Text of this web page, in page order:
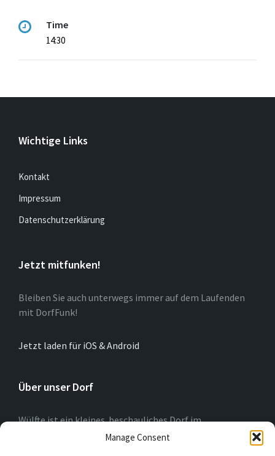
Manage Consent
Time
14:30
Wichtige Links
Kontakt
Impressum
Datenschutzerklärung
Jetzt mitfunken!
Bleiben Sie auch unterwegs immer auf dem Laufenden
mit DorfFunk!
Jetzt laden für iOS & Android
Über unser Dorf
Wülfte ist ein kleines beschauliches Dorf im
Hochsauerlandkreis (NRW) am Rande der Briloner